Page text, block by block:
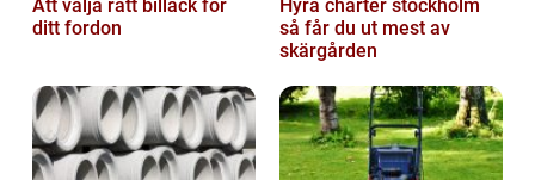
Att välja rätt billack för
ditt fordon
Hyra charter stockholm
så får du ut mest av
skärgården